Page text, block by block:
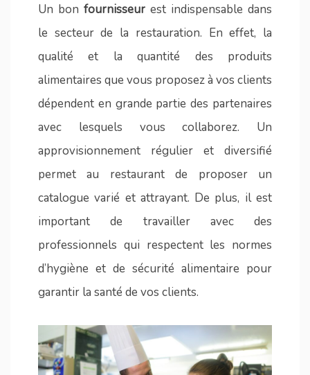
Un bon fournisseur est indispensable dans
le secteur de la restauration. En effet, la
qualité et la quantité des produits
alimentaires que vous proposez à vos clients
dépendent en grande partie des partenaires
avec lesquels vous collaborez. Un
approvisionnement régulier et diversifié
permet au restaurant de proposer un
catalogue varié et attrayant. De plus, il est
important de travailler avec des
professionnels qui respectent les normes
d’hygiène et de sécurité alimentaire pour
garantir la santé de vos clients.